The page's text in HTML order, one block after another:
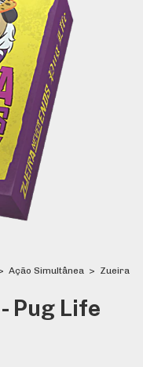
Ação Simultânea > Zueira
Pug Life